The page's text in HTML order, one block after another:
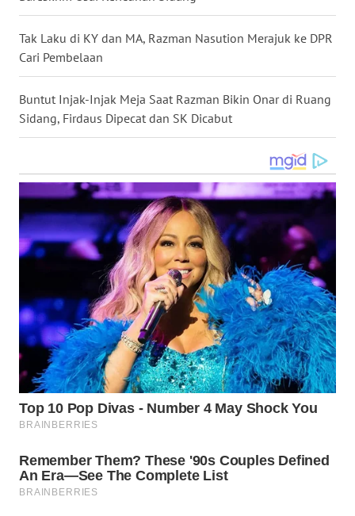
Tak Laku di KY dan MA, Razman Nasution Merajuk ke DPR
Cari Pembelaan
Buntut Injak-Injak Meja Saat Razman Bikin Onar di Ruang
Sidang, Firdaus Dipecat dan SK Dicabut
WN
NUSANTARA
WN
JOGJA
WN
WN
BALI
WN
WN
KALTENG
WN
KALTARA
WN
WN